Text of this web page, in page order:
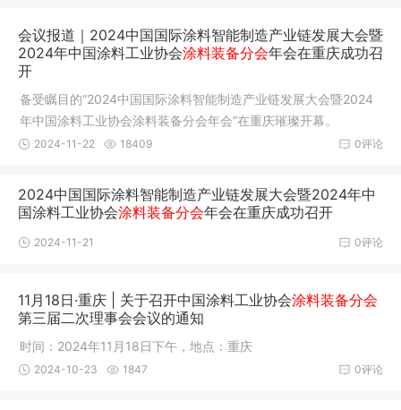
会议报道｜2024中国国际涂料智能制造产业链发展大会暨
2024年中国涂料工业协会涂料装备分会年会在重庆成功召
开
备受瞩目的“2024中国国际涂料智能制造产业链发展大会暨2024
年中国涂料工业协会涂料装备分会年会”在重庆璀璨开幕。
0评论
2024-11-22 18409
2024中国国际涂料智能制造产业链发展大会暨2024年中
国涂料工业协会涂料装备分会年会在重庆成功召开
0评论
2024-11-21
11月18日·重庆 | 关于召开中国涂料工业协会涂料装备分会
第三届二次理事会会议的通知
时间：2024年11月18日下午，地点：重庆
0评论
2024-10-23 1847